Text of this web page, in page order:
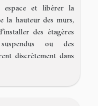
espace et libérer la
la hauteur des murs,
des étagères
ou des
discrètement dans